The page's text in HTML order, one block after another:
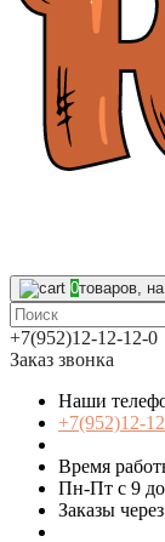
0товаров,
+7(952)12-12-12-0
Заказ звонка
Наши
+7(952)12-
Время
Пн-Пт с 9
Заказы